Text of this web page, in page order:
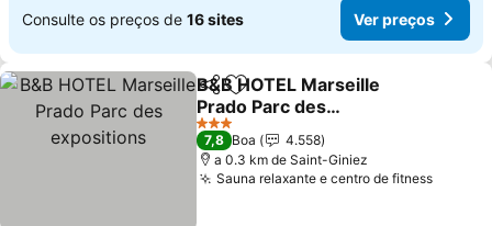
Consulte os preços de 16 sites Ver preços
PartilharAdicionar aos favoritos
B&B HOTEL Marseille
Prado Parc des
expositions
3 Estrelas
7,8 Boa
4.558
a 0.3 km de Saint-Giniez
Sauna relaxante e centro de fitness